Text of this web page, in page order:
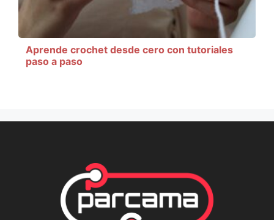
Aprende crochet desde cero con tutoriales
paso a paso